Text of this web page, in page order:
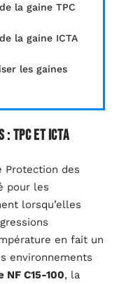
la gaine TPC
la gaine ICTA
les gaines
et ICTA
Protection des
pour les
lorsqu’elles
en fait un
environnements
NF C15-100, la